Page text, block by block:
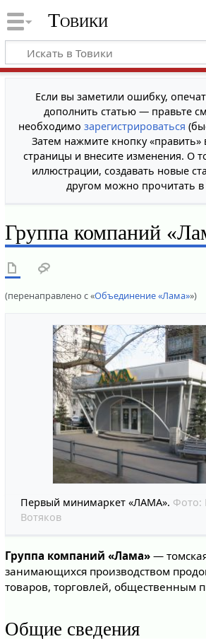
Товики
Если вы заметили ошибку,
дополнить статью — правьте
необходимо зарегистрироваться
Затем нажмите кнопку «править»
страницы и внесите изменения. О
иллюстрации, создавать новые
другом можно прочитать в
Группа компаний
(перенаправлено с «Объединение «Лама»»)
Первый минимаркет «ЛАМА». Фото:
Вотяков
Группа компаний «Лама»—
занимающихся производством
товаров, торговлей, общественным
Общие сведения